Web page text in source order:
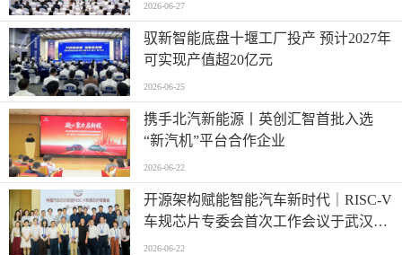
2026-06-27
驭新智能底盘十堰工厂投产 预计2027年
可实现产值超20亿元
2026-06-25
携手北汽新能源丨英创汇智首批入选
“新汽机”平台合作企业
2026-06-22
开源架构赋能智能汽车新时代｜RISC-V
车规芯片专委会首次工作会议于武汉圆
满召开
2026-06-22